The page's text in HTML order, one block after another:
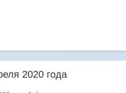
2020 года